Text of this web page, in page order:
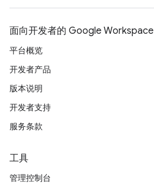
面向开发者的 Google Workspace
平台概览
开发者产品
版本说明
开发者支持
服务条款
工具
管理控制台